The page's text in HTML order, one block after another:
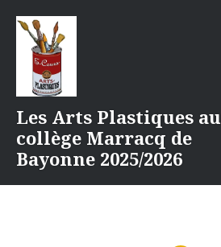
contenu
Les Arts Plastiques au
collège Marracq de
Bayonne 2025/2026